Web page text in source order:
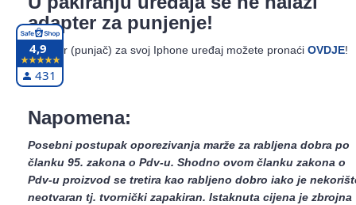
adapter za punjenje!
Adapter (punjač) za svoj Iphone uređaj možete pronaći OVDJE!
Napomena:
Posebni postupak oporezivanja marže za rabljena dobra po
članku 95. zakona o Pdv-u. Shodno ovom članku zakona o
Pdv-u proizvod se tretira kao rabljeno dobro iako je
neotvaran tj. tvornički zapakiran. Istaknuta cijena je zbrojna
4,9
431